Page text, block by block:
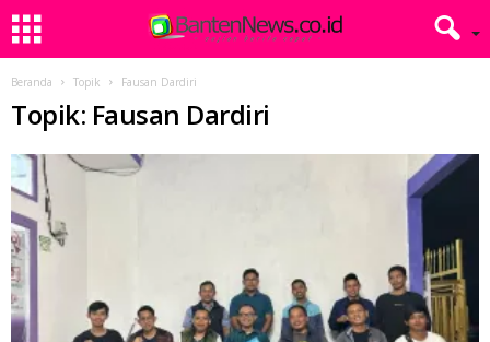
Beranda Topik Fausan Dardiri
Topik: Fausan Dardiri